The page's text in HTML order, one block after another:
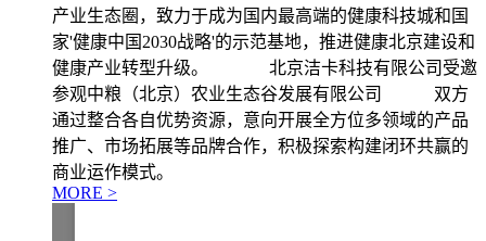
产业生态圈，致力于成为国内最高端的健康科技城和国
家'健康中国2030战略'的示范基地，推进健康北京建设和
健康产业转型升级。 北京洁卡科技有限公司受邀
参观中粮（北京）农业生态谷发展有限公司 双方
通过整合各自优势资源，意向开展全方位多领域的产品
推广、市场拓展等品牌合作，积极探索构建闭环共赢的
商业运作模式。
MORE >